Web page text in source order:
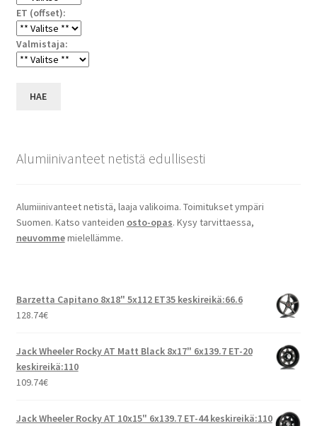
ET (offset):
Valmistaja:
HAE
Alumiinivanteet netistä edullisesti
Alumiinivanteet netistä, laaja valikoima. Toimitukset ympäri
Suomen. Katso vanteiden osto-opas. Kysy tarvittaessa,
neuvommemielellämme.
Barzetta Capitano 8x18" 5x112 ET35 keskireikä:66.6
128.74€
Jack Wheeler Rocky AT Matt Black 8x17" 6x139.7 ET-20
keskireikä:110
109.74€
Jack Wheeler Rocky AT 10x15" 6x139.7 ET-44 keskireikä:110